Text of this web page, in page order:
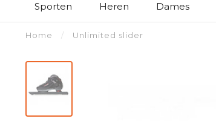
Sporten Heren Dames
Home / Unlimited slider